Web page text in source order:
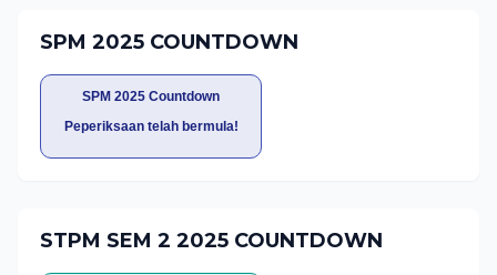
SPM 2025 COUNTDOWN
SPM 2025 Countdown
Peperiksaan telah bermula!
STPM SEM 2 2025 COUNTDOWN